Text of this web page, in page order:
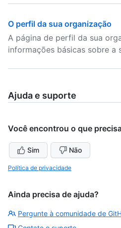
O perfil da sua organização
A página de perfil da sua
informações básicas sobre a
Ajuda e suporte
Você encontrou o que
Sim Não
Política de privacidade
Ainda precisa de ajuda?
Pergunte à comunidade de